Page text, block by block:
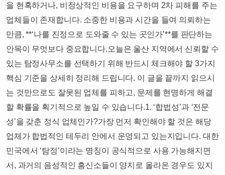
을 현혹하거나, 비정상적인 비용을 요구하며 2차 피해를 주는
업체들이 존재합니다. 소중한 비용과 시간을 들여 의뢰하는
만큼, **‘나를 진정으로 도와줄 수 있는 곳인가’**를 판단하는
안목이 무엇보다 중요합니다.​오늘은 울산 지역에서 신뢰할 수
있는 탐정사무소를 선택하기 위해 반드시 체크해야 할 3가지
핵심 기준을 상세히 정리해 드립니다. 이 글을 끝까지 읽으시
는 것만으로도 잘못된 업체를 피하고, 문제를 현명하게 해결
할 확률을 획기적으로 높일 수 있습니다.​1. ‘합법성’과 ‘전문
성’을 갖춘 정식 업체인가?​가장 먼저 확인해야 할 것은 해당
업체가 합법적인 테두리 안에서 운영되고 있는지입니다. 대한
민국에서 ‘탐정’이라는 명칭이 공식적으로 사용 가능해지면
서, 과거의 음성적인 흥신소들이 양지로 올라온 경우도 있지